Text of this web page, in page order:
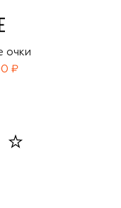
очки
₽